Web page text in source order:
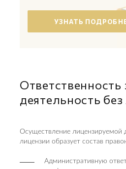
УЗНАТЬ
Ответственность
деятельность
Осуществление лицензируемой
лицензии образует состав
Административную